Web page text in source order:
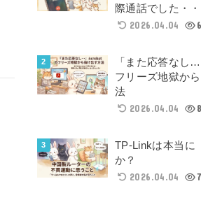
際通話でした・・
2026.04.04
「また応答なし
フリーズ地獄か
法
2026.04.04
TP-Linkは本当に
か？
2026.04.04